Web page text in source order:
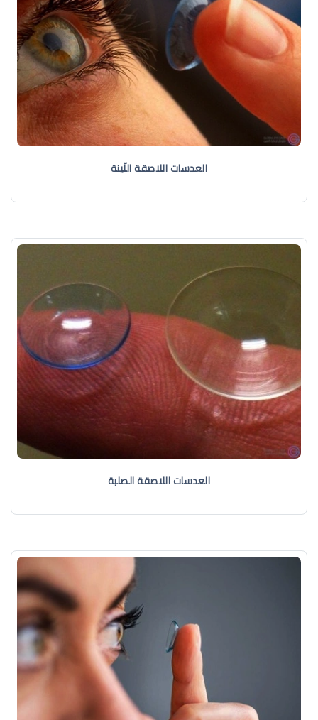
العدسات اللاصقة اللّينة
العدسات اللاصقة الصلبة